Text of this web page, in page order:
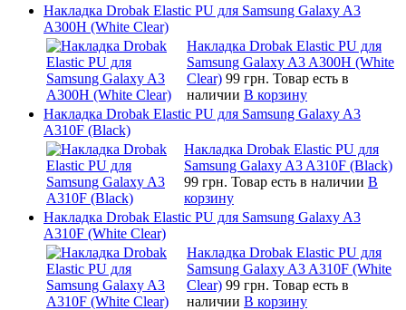
Накладка Drobak Elastic PU для Samsung Galaxy A3
A300H (White Clear)
Накладка Drobak Elastic PU для
Samsung Galaxy A3 A300H (White
Clear) 99 грн. Товар есть в
наличии В корзину
Накладка Drobak Elastic PU для Samsung Galaxy A3
A310F (Black)
Накладка Drobak Elastic PU для
Samsung Galaxy A3 A310F (Black)
99 грн. Товар есть в наличии В
корзину
Накладка Drobak Elastic PU для Samsung Galaxy A3
A310F (White Clear)
Накладка Drobak Elastic PU для
Samsung Galaxy A3 A310F (White
Clear) 99 грн. Товар есть в
наличии В корзину